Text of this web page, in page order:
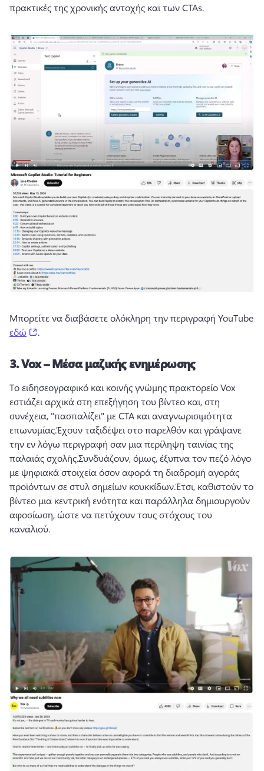
πρακτικές της χρονικής αντοχής και των CTAs.
εδώ
.
3.Vox – Μέσα μαζικής ενημέρωσης
Το ειδησεογραφικό και κοινής γνώμης πρακτορείο Vox
εστιάζει αρχικά στη επεξήγηση του βίντεο και, στη
συνέχεια, "πασπαλίζει" με CTA και αναγνωρισιμότητα
επωνυμίας.Έχουν ταξιδέψει στο παρελθόν και γράψανε
την εν λόγω περιγραφή σαν μια περίληψη ταινίας της
παλαιάς σχολής.Συνδυάζουν, όμως, έξυπνα τον πεζό λόγο
με ψηφιακά στοιχεία όσον αφορά τη διαδρομή αγοράς
προϊόντων σε στυλ σημείων κουκκίδων.Έτσι, καθιστούν το
βίντεο μια κεντρική ενότητα και παράλληλα δημιουργούν
αφοσίωση, ώστε να πετύχουν τους στόχους του
καναλιού.